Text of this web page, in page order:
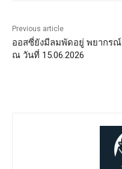
Previous article
ออสซี่ยังมีลมพัดอยู่ พยากรณ์
ณ วันที่ 15.06.2026